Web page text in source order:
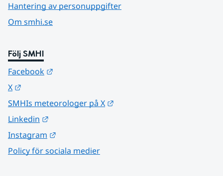
Hantering av personuppgifter
Om smhi.se
Följ SMHI
Facebook
X
SMHIs meteorologer på X
Linkedin
Instagram
Policy för sociala medier